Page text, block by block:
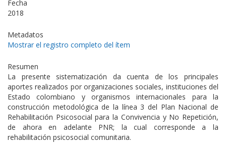
Fecha
2018
Metadatos
Mostrar el registro completo del ítem
Resumen
La presente sistematización da cuenta de los principales
aportes realizados por organizaciones sociales, instituciones del
Estado colombiano y organismos internacionales para la
construcción metodológica de la línea 3 del Plan Nacional de
Rehabilitación Psicosocial para la Convivencia y No Repetición,
de ahora en adelante PNR; la cual corresponde a la
rehabilitación psicosocial comunitaria.